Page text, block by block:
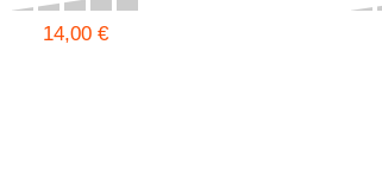
14,00 €